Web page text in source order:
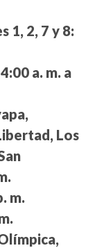
1, 2, 7 y 8:
4:00 a. m. a
Los
m.